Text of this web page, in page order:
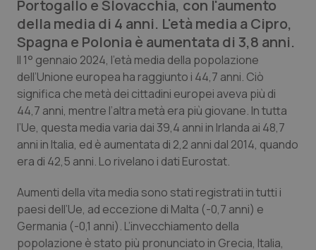
QS Pro
Professionisti Sanitari.AI
Abruzzo
Basilicata
Campania
QS Pro Gold
Artrite & artrosi
Car-T
QS Club Newsletter
Portogallo e Slovacchia, con l'aumento
della media di 4 anni. L'età media a Cipro,
Spagna e Polonia è aumentata di 3,8 anni.
Il 1° gennaio 2024, l’età media della popolazione
dell’Unione europea ha raggiunto i 44,7 anni. Ciò
significa che metà dei cittadini europei aveva più di
44,7 anni, mentre l’altra metà era più giovane. In tutta
l’Ue, questa media varia dai 39,4 anni in Irlanda ai 48,7
anni in Italia, ed è aumentata di 2,2 anni dal 2014, quando
era di 42,5 anni. Lo rivelano i dati Eurostat.
Aumenti della vita media sono stati registrati in tutti i
paesi dell’Ue, ad eccezione di Malta (-0,7 anni) e
Germania (-0,1 anni). L’invecchiamento della
popolazione è stato più pronunciato in Grecia, Italia,